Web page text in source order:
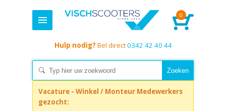
0
Hulp nodig? Bel direct0342 42 40 44
Vacature - Winkel / Monteur Medewerkers
gezocht: